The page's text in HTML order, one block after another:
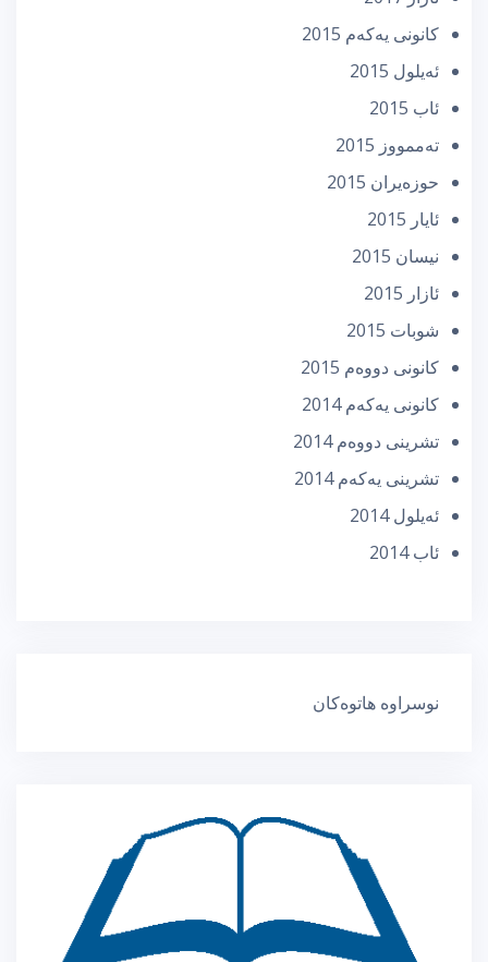
كانونی یه‌كه‌م 2015
ئه‌یلول 2015
ئاب 2015
تەممووز 2015
حوزه‌یران 2015
ئایار 2015
نیسان 2015
ئازار 2015
شوبات 2015
كانونی دووه‌م 2015
كانونی یه‌كه‌م 2014
تشرینی دووه‌م 2014
تشرینی یه‌كه‌م 2014
ئه‌یلول 2014
ئاب 2014
نوسراوە هاتوەکان